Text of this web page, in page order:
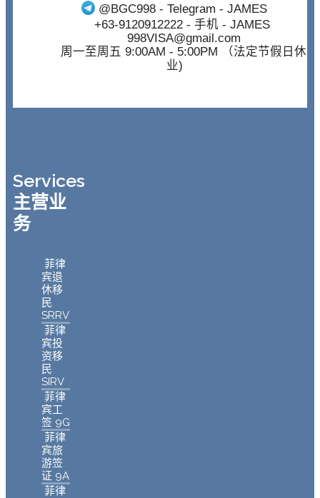
@BGC998 - Telegram - JAMES
+63-9120912222- 手机 - JAMES
998VISA@gmail.com
周一至周五 9:00AM - 5:00PM （法定节假日休
业)
Services
主营业
务
菲律
宾退
休移
民
SRRV
菲律
宾投
资移
民
SIRV
菲律
宾工
签 9G
菲律
宾旅
游签
证 9A
菲律